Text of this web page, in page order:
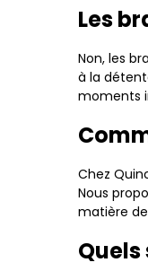
Les
Non, les
à la
moments
Chez
Nous
matière